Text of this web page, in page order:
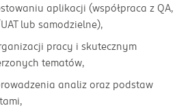
aplikacji (współpraca z QA,
lub samodzielne),
pracy i skutecznym
tematów,
analiz oraz podstaw